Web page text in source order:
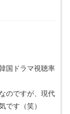
国ドラマ視聴率
のですが、現代
です（笑）